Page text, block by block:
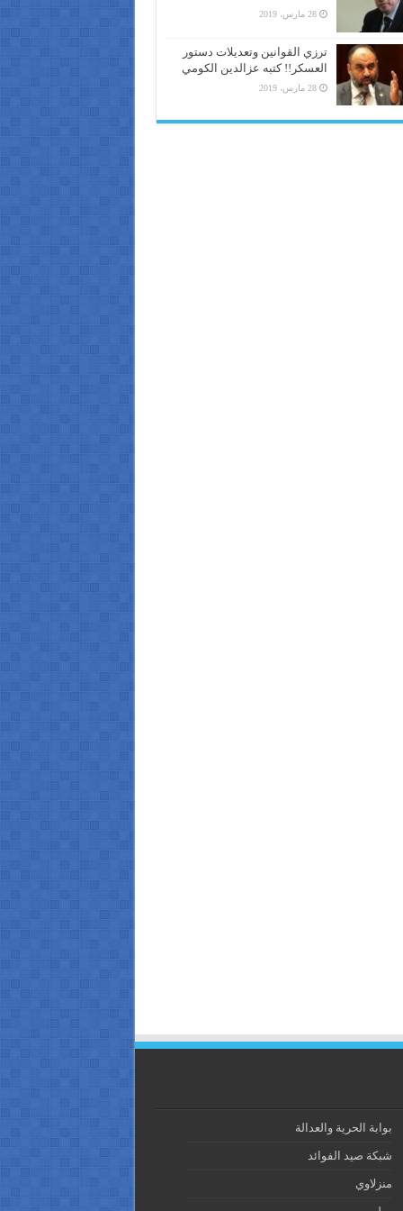
28 مارس، 2019
ترزي القوانين وتعديلات دستور
العسكر!! كتبه عزالدين الكومي
28 مارس، 2019
بوابة الحرية والعدالة
شبكة صيد الفوائد
منزلاوي